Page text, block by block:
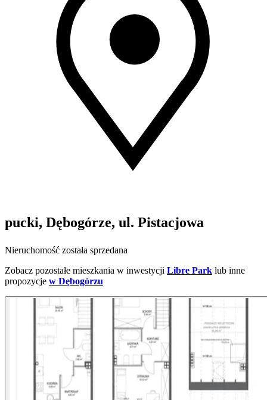
pucki, Dębogórze, ul. Pistacjowa
Nieruchomość została sprzedana
Zobacz pozostałe mieszkania w inwestycji Libre Park lub inne
propozycje w Dębogórzu